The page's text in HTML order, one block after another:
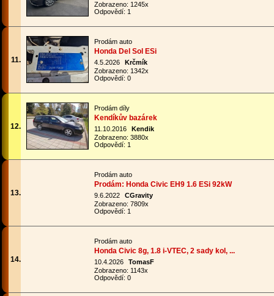
Zobrazeno: 1245x
Odpovědí: 1
11.
Prodám auto
Honda Del Sol ESi
4.5.2026
Krčmík
Zobrazeno: 1342x
Odpovědí: 0
12.
Prodám díly
Kendíkův bazárek
11.10.2016
Kendik
Zobrazeno: 3880x
Odpovědí: 1
13.
Prodám auto
Prodám: Honda Civic EH9 1.6 ESi 92kW
9.6.2022
CGravity
Zobrazeno: 7809x
Odpovědí: 1
14.
Prodám auto
Honda Civic 8g, 1.8 i-VTEC, 2 sady kol, ...
10.4.2026
TomasF
Zobrazeno: 1143x
Odpovědí: 0